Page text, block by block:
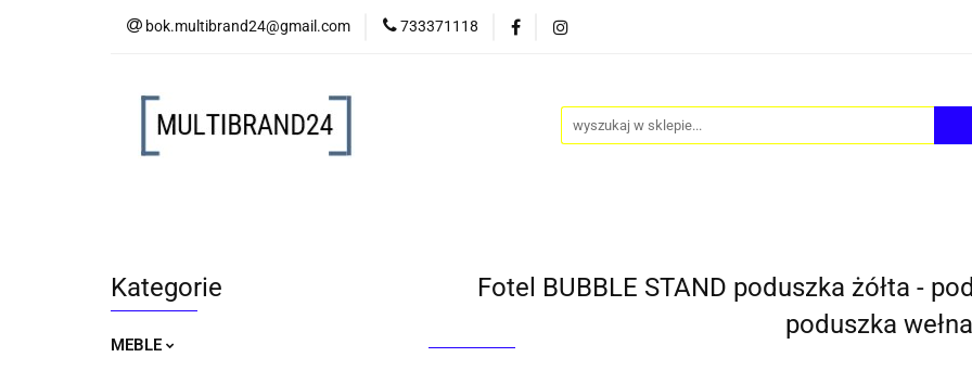
bok.multibrand24@gmail.com 733371118
MEBLE LAMPY AKCESORIA
Kategorie
MEBLE
Fotel BUBBLE STAND poduszka żółta -
poduszka